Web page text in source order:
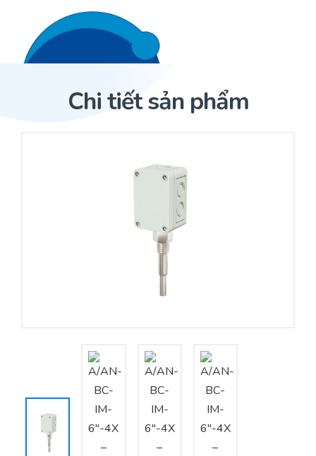
Trang Chủ
Nhà phân phối cảm biến
Nhà sản xuất thiết bị điều khiển
Cung cấp giải pháp quản lý cho toà nhà (BMS)
Tư vấn – Thiết kế – Cung cấp thiết bị HVAC
Tư vấn thiết kế, thi công tủ điều khiển
Thi công – Lắp đặt hệ thống HVAC
Chi tiết sản phẩm